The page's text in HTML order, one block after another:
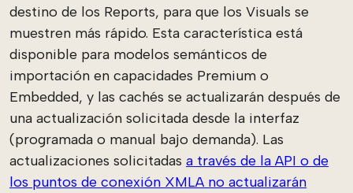
destino de los Reports, para que los Visuals se
muestren más rápido. Esta característica está
disponible para modelos semánticos de
importación en capacidades Premium o
Embedded, y las cachés se actualizarán después de
una actualización solicitada desde la interfaz
(programada o manual bajo demanda). Las
actualizaciones solicitadas a través de la API o de
los puntos de conexión XMLA no actualizarán